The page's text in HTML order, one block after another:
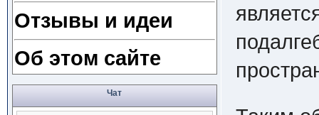
Отзывы и идеи
Об этом сайте
Чат